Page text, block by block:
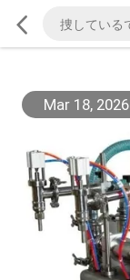
Mar 18, 2026